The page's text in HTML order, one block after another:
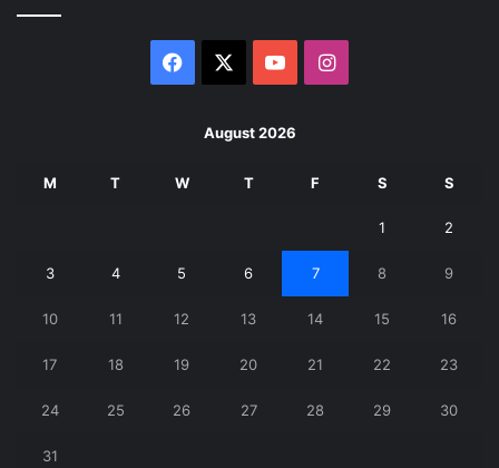
Facebook YouTubeInstagram
August 2026
M T W T F S S
1 2
3 4 5 6 7 8 9
10 11 12 13 14 15 16
17 18 19 20 21 22 23
24 25 26 27 28 29 30
31